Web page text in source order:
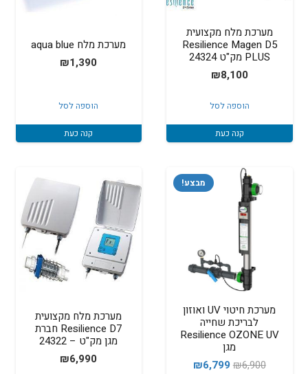
מערכת מלח מקצועית
Resilience Magen D5
PLUS מק"ט 24324
₪8,100
הוספה לסל
קנה כעת
מערכת מלח aqua blue
₪1,390
הוספה לסל
קנה כעת
מבצע!
מערכת חיטוי UV ואוזון
לבריכת שחייה
Resilience OZONE UV
מגן
₪6,900
המחיר₪6,799
מערכת מלח מקצועית
Resilience D7 חברת
מגן מק"ט – 24322
₪6,990